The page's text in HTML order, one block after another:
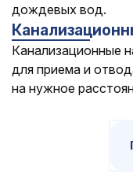
дождевых вод.
Канализационные
для приема и
на нужное